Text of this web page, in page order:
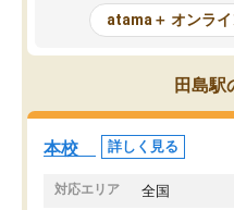
が、自分で自分の管理がで
とっては難しい部分もある
かと思った。
atama＋ オンラ
田島駅
本校 詳しく見る
対応エリア 全国